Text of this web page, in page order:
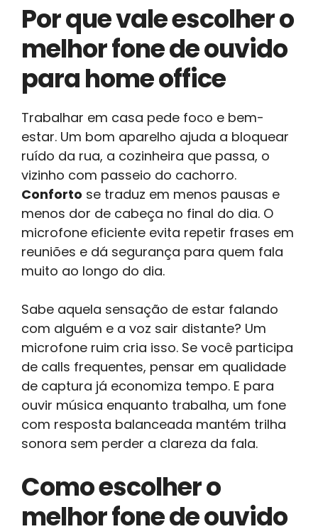
Por que vale escolher o
melhor fone de ouvido
para home office
Trabalhar em casa pede foco e bem-
estar. Um bom aparelho ajuda a bloquear
ruído da rua, a cozinheira que passa, o
vizinho com passeio do cachorro.
Conforto se traduz em menos pausas e
menos dor de cabeça no final do dia. O
microfone eficiente evita repetir frases em
reuniões e dá segurança para quem fala
muito ao longo do dia.
Sabe aquela sensação de estar falando
com alguém e a voz sair distante? Um
microfone ruim cria isso. Se você participa
de calls frequentes, pensar em qualidade
de captura já economiza tempo. E para
ouvir música enquanto trabalha, um fone
com resposta balanceada mantém trilha
sonora sem perder a clareza da fala.
Como escolher o
melhor fone de ouvido